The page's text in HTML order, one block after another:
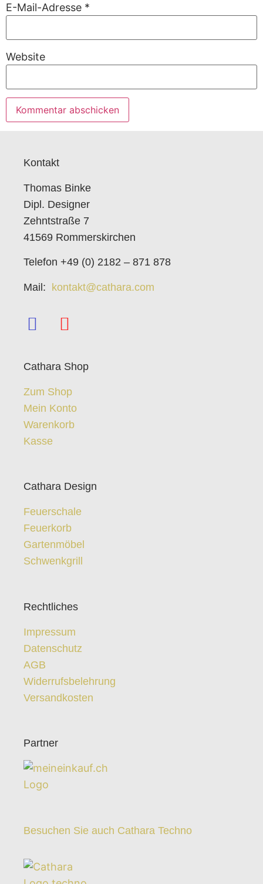
E-Mail-Adresse *
Website
Kontakt
Thomas Binke
Dipl. Designer
Zehntstraße 7
41569 Rommerskirchen
Telefon +49 (0) 2182 – 871 878
Mail: kontakt@cathara.com
Cathara Shop
Zum Shop
Mein Konto
Warenkorb
Kasse
Cathara Design
Feuerschale
Feuerkorb
Gartenmöbel
Schwenkgrill
Rechtliches
Impressum
Datenschutz
AGB
Widerrufsbelehrung
Versandkosten
Partner
Besuchen Sie auch Cathara Techno